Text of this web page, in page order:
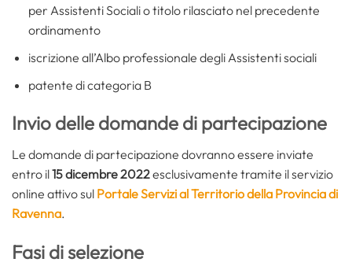
per Assistenti Sociali o titolo rilasciato nel precedente
ordinamento
iscrizione all’Albo professionale degli Assistenti sociali
patente di categoria B
Invio delle domande di partecipazione
Le domande di partecipazione dovranno essere inviate
entro il15 dicembre 2022esclusivamente tramite il servizio
online attivo sul Portale Servizi al Territorio della Provincia di
Ravenna.
Fasi di selezione